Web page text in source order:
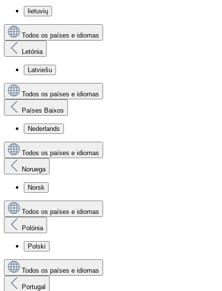
lietuvių
Todos os países e idiomas
Letónia
Latviešu
Todos os países e idiomas
Países Baixos
Nederlands
Todos os países e idiomas
Noruega
Norsk
Todos os países e idiomas
Polónia
Polski
Todos os países e idiomas
Portugal